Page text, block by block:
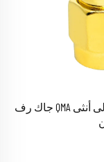
مصنع توريد المُحوِّل قطبية عكسية ذكر SMA إلى أنثى QMA جاك رف